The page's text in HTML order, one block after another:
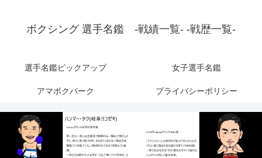
ボクシング 選手名鑑 -戦績一覧- -戦歴一覧-
選手名鑑ピックアップ 女子選手名鑑
アマボクパーク プライバシーポリシー